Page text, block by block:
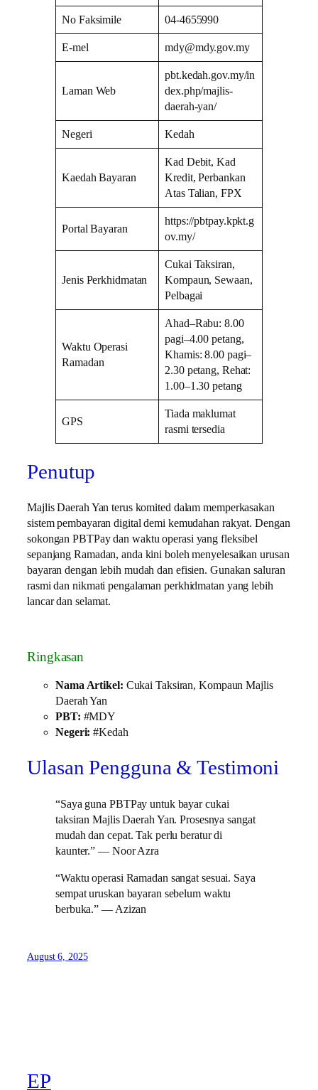
No Faksimile 04-4655990
E-mel mdy@mdy.gov.my
Laman Web
pbt.kedah.gov.my/in
dex.php/majlis-
daerah-yan/
Negeri Kedah
Kaedah Bayaran
Kad Debit, Kad
Kredit, Perbankan
Atas Talian, FPX
Portal Bayaran
https://pbtpay.kpkt.g
ov.my/
Jenis Perkhidmatan
Cukai Taksiran,
Kompaun, Sewaan,
Pelbagai
Waktu Operasi
Ramadan
Ahad–Rabu: 8.00
pagi–4.00 petang,
Khamis: 8.00 pagi–
2.30 petang, Rehat:
1.00–1.30 petang
GPS
Tiada maklumat
rasmi tersedia
Penutup
Majlis Daerah Yan terus komited dalam memperkasakan
sistem pembayaran digital demi kemudahan rakyat. Dengan
sokongan PBTPay dan waktu operasi yang fleksibel
sepanjang Ramadan, anda kini boleh menyelesaikan urusan
bayaran dengan lebih mudah dan efisien. Gunakan saluran
rasmi dan nikmati pengalaman perkhidmatan yang lebih
lancar dan selamat.
Ringkasan
Nama Artikel: Cukai Taksiran, Kompaun Majlis
Daerah Yan
PBT: #MDY
Negeri: #Kedah
Ulasan Pengguna & Testimoni
“Saya guna PBTPay untuk bayar cukai
taksiran Majlis Daerah Yan. Prosesnya sangat
mudah dan cepat. Tak perlu beratur di
kaunter.” — Noor Azra
“Waktu operasi Ramadan sangat sesuai. Saya
sempat uruskan bayaran sebelum waktu
berbuka.” — Azizan
August 6, 2025
EP